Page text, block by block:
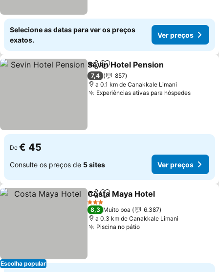
Selecione as datas para ver os preços
exatos.
Ver preços
PartilharAdicionar aos favoritos
Sevin Hotel Pension
7,4
857
a 0.1 km de Canakkale Limani
Experiências ativas para hóspedes
De € 45
Consulte os preços de 5 sites Ver preços
Escolha popular
PartilharAdicionar aos favoritos
Costa Maya Hotel
3 Estrelas
8,3 Muito boa
6.387
a 0.3 km de Canakkale Limani
Piscina no pátio